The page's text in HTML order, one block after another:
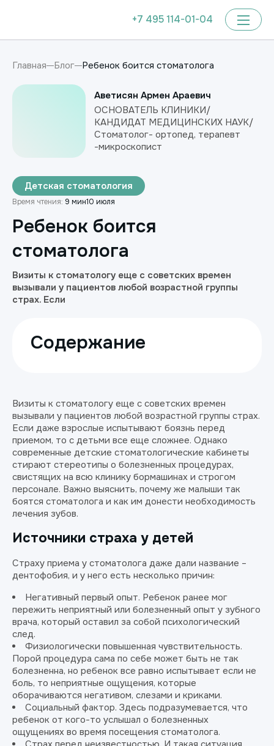
+7 495 114-01-04
Главная Блог Ребенок боится стоматолога
Детская стоматология
Время чтения: 9 мин10 июля
Ребенок боится
стоматолога
Визиты к стоматологу еще с советских времен
вызывали у пациентов любой возрастной группы
страх. Если
Содержание
Визиты к стоматологу еще с советских времен
вызывали у пациентов любой возрастной группы страх.
Если даже взрослые испытывают боязнь перед
приемом, то с детьми все еще сложнее. Однако
современные детские стоматологические кабинеты
стирают стереотипы о болезненных процедурах,
свистящих на всю клинику бормашинах и строгом
персонале. Важно выяснить, почему же малыши так
боятся стоматолога и как им донести необходимость
лечения зубов.
Источники страха у детей
Страху приема у стоматолога даже дали название –
дентофобия, и у него есть несколько причин:
Негативный первый опыт. Ребенок ранее мог
пережить неприятный или болезненный опыт у зубного
врача, который оставил за собой психологический
след.
Физиологически повышенная чувствительность.
Порой процедура сама по себе может быть не так
болезненна, но ребенок все равно испытывает если не
боль, то неприятные ощущения, которые
оборачиваются негативом, слезами и криками.
Социальный фактор. Здесь подразумевается, что
ребенок от кого-то услышал о болезненных
ощущениях во время посещения стоматолога.
Аветисян Армен Араевич
ОСНОВАТЕЛЬ КЛИНИКИ/
КАНДИДАТ МЕДИЦИНСКИХ НАУК/
Стоматолог- ортопед, терапевт
-микроскопист